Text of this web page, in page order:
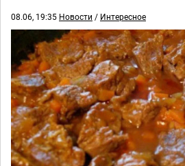
08.06, 19:35 Новости / Интересное